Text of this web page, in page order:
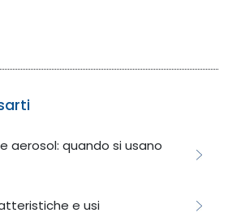
aerosol: quando si usano
e usi